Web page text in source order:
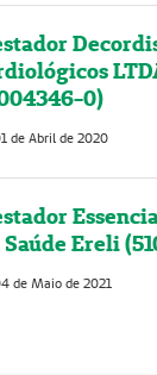
0)
de Abril de 2020
Saúde Ereli
de Maio de 2021